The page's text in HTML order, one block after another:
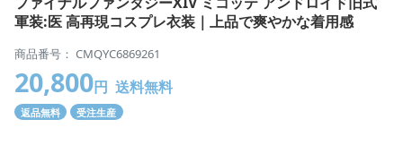
軍装:医 高再現コスプレ衣装｜上品で爽やかな着用感
商品番号： CMQYC6869261
20,800円 送料無料
返品無料 受注生産